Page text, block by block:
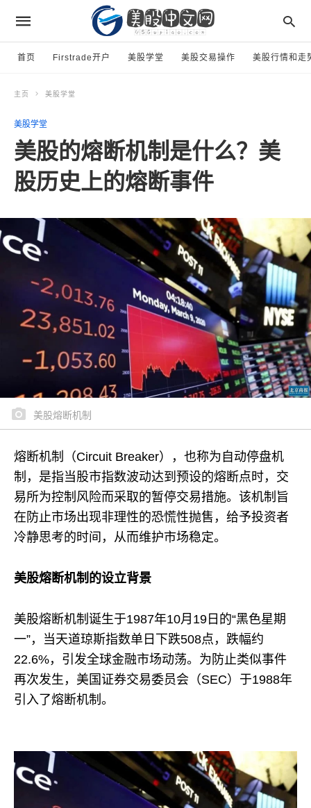
首页 Firstrade开户 美股学堂 美股交易操作 美股行情和走
主页 美股学堂
美股学堂
美股的熔断机制是什么？美
股历史上的熔断事件
美股熔断机制
熔断机制（Circuit Breaker），也称为自动停盘机
制，是指当股市指数波动达到预设的熔断点时，交
易所为控制风险而采取的暂停交易措施。​该机制旨
在防止市场出现非理性的恐慌性抛售，给予投资者
冷静思考的时间，从而维护市场稳定。
美股熔断机制的设立背景
美股熔断机制诞生于1987年10月19日的“黑色星期
一”，当天道琼斯指数单日下跌508点，跌幅约
22.6%，引发全球金融市场动荡。​为防止类似事件
再次发生，美国证券交易委员会（SEC）于1988年
引入了熔断机制。​